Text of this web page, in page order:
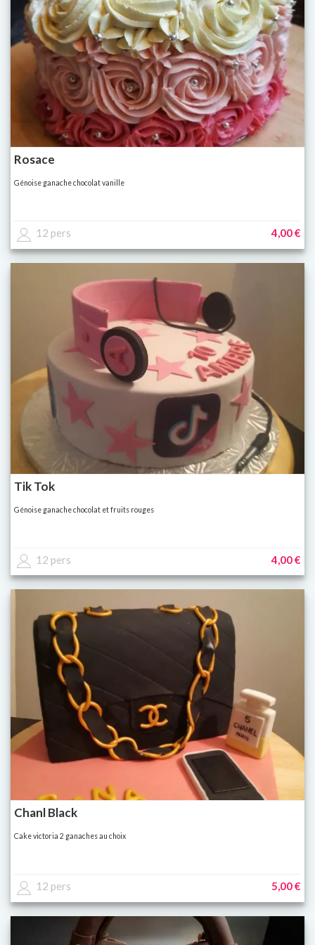
Rosace
Génoise ganache chocolat vanille
12 pers 4,00 €
Tik Tok
Génoise ganache chocolat et fruits rouges
12 pers 4,00 €
Chanl Black
Cake victoria 2 ganaches au choix
12 pers 5,00 €